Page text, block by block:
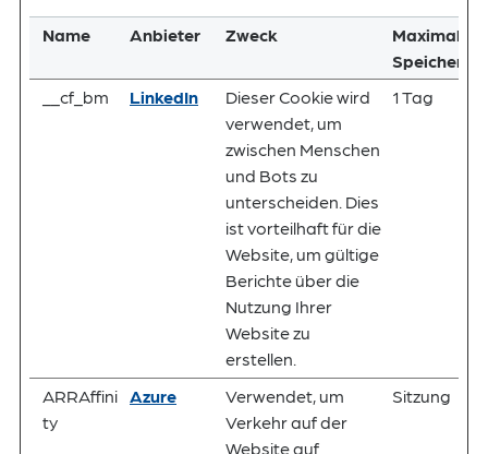
Name Anbieter Zweck
Maximale
__cf_bm
LinkedIn
Dieser Cookie wird
verwendet, um
zwischen Menschen
und Bots zu
unterscheiden. Dies
ist vorteilhaft für die
Website, um gültige
Berichte über die
Nutzung Ihrer
Website zu
erstellen.
1 Tag
ARRAffini
ty
Azure
Verwendet, um
Verkehr auf der
Website auf
Sitzung